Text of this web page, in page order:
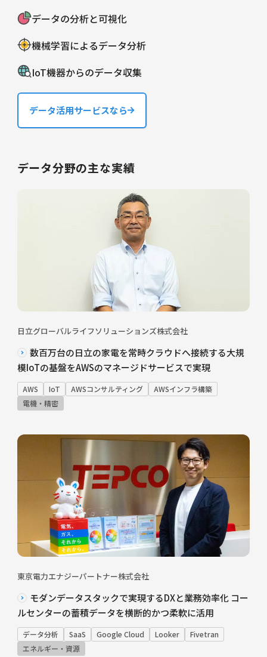
データの分析と可視化
機械学習によるデータ分析
IoT機器からのデータ収集
データ活用サービスなら
データ分野の主な実績
日立グローバルライフソリューションズ株式会社
数百万台の日立の家電を常時クラウドへ接続する大規
模IoTの基盤をAWSのマネージドサービスで実現
AWS IoT AWSコンサルティング
AWSインフラ構築
電機・精密
東京電力エナジーパートナー株式会社
モダンデータスタックで実現するDXと業務効率化 コー
ルセンターの蓄積データを横断的かつ柔軟に活用
データ分析 SaaS Google Cloud Looker
Fivetran
エネルギー・資源